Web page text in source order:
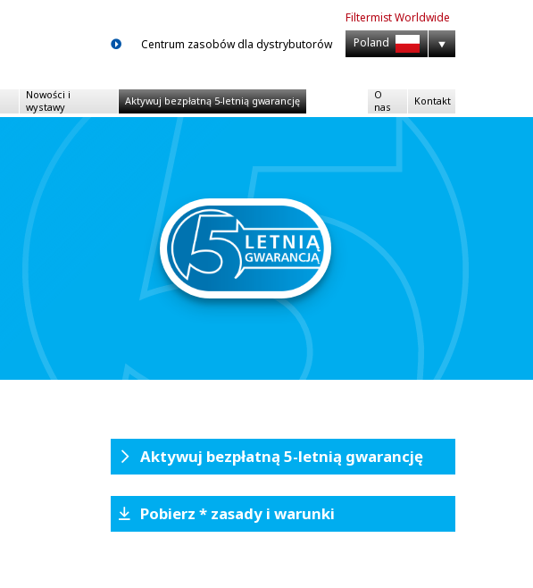
Centrum zasobów dla dystrybutorów
FiltermistWorldwide
Poland
Nowości i
wystawy
Aktywuj bezpłatną 5-letnią gwarancję
O
nas
Kontakt
Aktywuj bezpłatną 5-letnią gwarancję
Pobierz * zasady i warunki